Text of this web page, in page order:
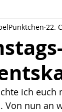
Karten 22.
ich euch
Von nun an